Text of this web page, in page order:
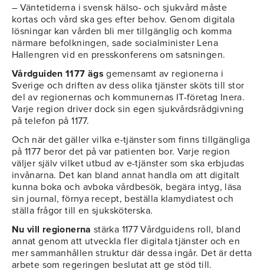
– Väntetiderna i svensk hälso- och sjukvård måste
kortas och vård ska ges efter behov. Genom digitala
lösningar kan vården bli mer tillgänglig och komma
närmare befolkningen, sade socialminister Lena
Hallengren vid en presskonferens om satsningen.
Vårdguiden 1177 ägs gemensamt av regionerna i
Sverige och driften av dess olika tjänster sköts till stor
del av regionernas och kommunernas IT-företag Inera.
Varje region driver dock sin egen sjukvårdsrådgivning
på telefon på 1177.
Och när det gäller vilka e-tjänster som finns tillgängliga
på 1177 beror det på var patienten bor. Varje region
väljer själv vilket utbud av e-tjänster som ska erbjudas
invånarna. Det kan bland annat handla om att digitalt
kunna boka och avboka vårdbesök, begära intyg, läsa
sin journal, förnya recept, beställa klamydiatest och
ställa frågor till en sjuksköterska.
Nu vill regionerna stärka 1177 Vårdguidens roll, bland
annat genom att utveckla fler digitala tjänster och en
mer sammanhållen struktur där dessa ingår. Det är detta
arbete som regeringen beslutat att ge stöd till.